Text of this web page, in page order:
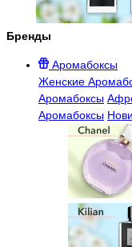
Бренды
Аромабоксы
Женские
Аромабоксы
Аромабоксы